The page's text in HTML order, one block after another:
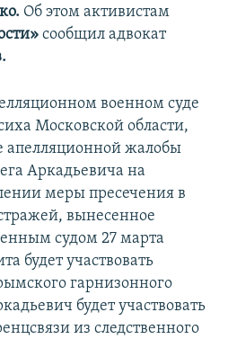
Об этом активистам
сообщил адвокат
военном суде
Московской области,
апелляционной жалобы
Аркадьевича на
меры пресечения в
вынесенное
судом 27 марта
будет участвовать
гарнизонного
будет участвовать
из следственного